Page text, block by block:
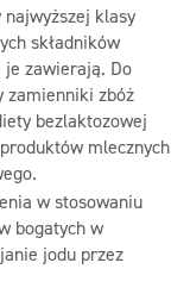
klasy
składników
je zawierają. Do
zamienniki zbóż
bezlaktozowej
mlecznych
w stosowaniu
bogatych w
jodu przez